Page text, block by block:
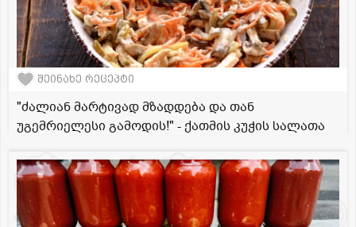
შეინახე რეცეპტი
"ძალიან მარტივად მზადდება და თან
უგემრიელესი გამოდის!" - ქათმის კუჭის სალათა